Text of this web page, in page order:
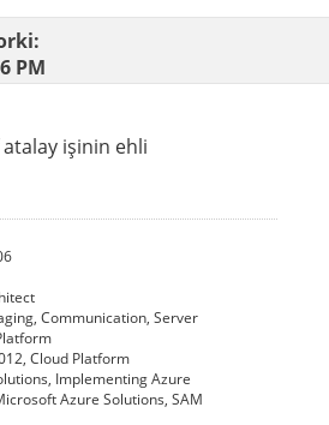
PM
işinin ehli
Communication, Server
Cloud Platform
Implementing Azure
Azure Solutions, SAM